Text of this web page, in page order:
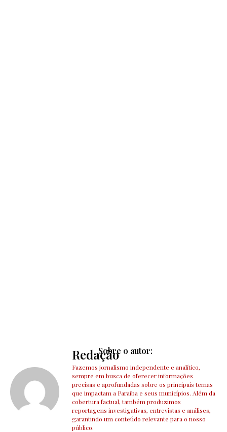
Sobre o autor:
Redação
Fazemos jornalismo independente e analítico,
sempre em busca de oferecer informações
precisas e aprofundadas sobre os principais temas
que impactam a Paraíba e seus municípios. Além da
cobertura factual, também produzimos
reportagens investigativas, entrevistas e análises,
garantindo um conteúdo relevante para o nosso
público.